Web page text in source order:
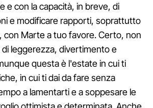
e con la capacità, in breve, di
e modificare rapporti, soprattutto
con Marte a tuo favore. Certo, non
di leggerezza, divertimento e
questa è l'estate in cui ti
in cui ti dai da fare senza
a lamentarti e a soppesare le